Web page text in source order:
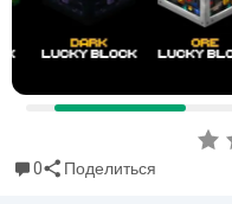
0 Поделиться